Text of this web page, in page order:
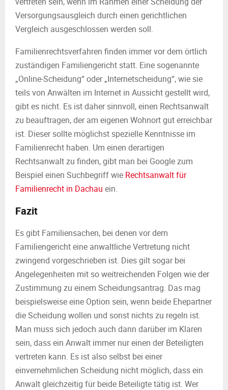
Versorgungsausgleich durch einen gerichtlichen
Vergleich ausgeschlossen werden soll.
Familienrechtsverfahren finden immer vor dem örtlich
zuständigen Familiengericht statt. Eine sogenannte
„Online-Scheidung“ oder „Internetscheidung“, wie sie
teils von Anwälten im Internet in Aussicht gestellt wird,
gibt es nicht. Es ist daher sinnvoll, einen Rechtsanwalt
zu beauftragen, der am eigenen Wohnort gut erreichbar
ist. Dieser sollte möglichst spezielle Kenntnisse im
Familienrecht haben. Um einen derartigen
Rechtsanwalt zu finden, gibt man bei Google zum
Beispiel einen Suchbegriff wie Rechtsanwalt für
Familienrecht in Dachau ein.
Fazit
Es gibt Familiensachen, bei denen vor dem
Familiengericht eine anwaltliche Vertretung nicht
zwingend vorgeschrieben ist. Dies gilt sogar bei
Angelegenheiten mit so weitreichenden Folgen wie der
Zustimmung zu einem Scheidungsantrag. Das mag
beispielsweise eine Option sein, wenn beide Ehepartner
die Scheidung wollen und sonst nichts zu regeln ist.
Man muss sich jedoch auch dann darüber im Klaren
sein, dass ein Anwalt immer nur einen der Beteiligten
vertreten kann. Es ist also selbst bei einer
einvernehmlichen Scheidung nicht möglich, dass ein
Anwalt gleichzeitig für beide Beteiligte tätig ist. Wer